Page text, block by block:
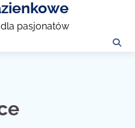
pasjonatów